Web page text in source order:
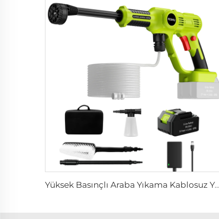
Yüksek Basınçlı Araba Yıkama Kablosuz Yüksek Basınçlı Su Tabancası Araba Yıkama Makinesi Otomatik ve Ekipman